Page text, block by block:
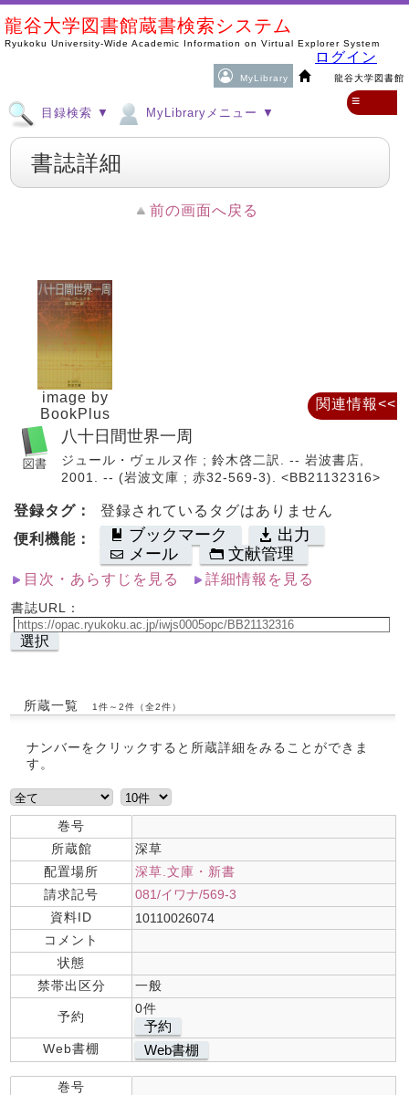
龍谷大学図書館蔵書検索システム
Ryukoku University-Wide Academic Information on Virtual Explorer System
MyLibrary 龍谷大学図書館
ログイン
目録検索 ▼ MyLibraryメニュー ▼
≡
書誌詳細
前の画面へ戻る
image by
BookPlus
八十日間世界一周
ジュール・ヴェルヌ作 ; 鈴木啓二訳. -- 岩波書店,
2001. -- (岩波文庫 ; 赤32-569-3). <BB21132316>
登録タグ：
登録されているタグはありません
便利機能：
ブックマーク
出力
メール
文献管理
目次・あらすじを見る 詳細情報を見る
書誌URL：
選択
所蔵一覧 1件～2件（全2件）
ナンバーをクリックすると所蔵詳細をみることができま
す。
巻号
所蔵館
深草
配置場所
深草.文庫・新書
請求記号
081/イワナ/569-3
資料ID
10110026074
コメント
状態
禁帯出区分
一般
予約
0件
予約
Web書棚 Web書棚
巻号
関連情報<<